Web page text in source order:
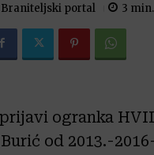
Braniteljski portal 3 min.
ogranka
od 2013.-